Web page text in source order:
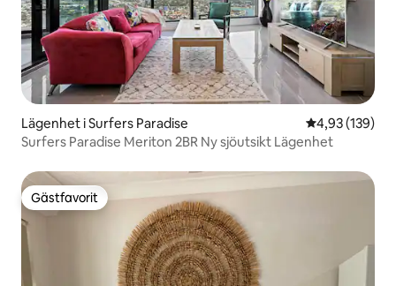
Lägenhet i Surfers Paradise 4,93 av 5 i
4,93 (139)
Surfers Paradise Meriton 2BR Ny sjöutsikt Lägenhet
Gästfavorit
Gästfavorit